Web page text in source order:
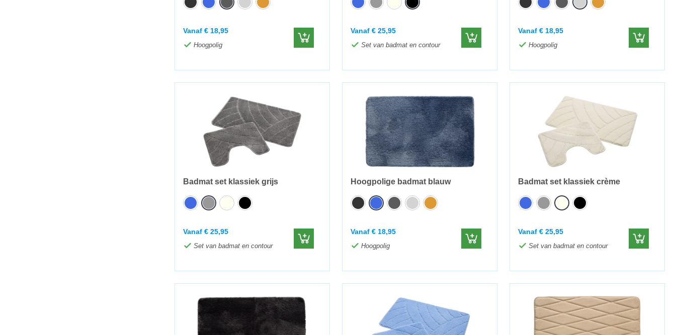
Vanaf € 18,95
Hoogpolig
Vanaf € 25,95
Set van badmat en contour
Vanaf € 18,95
Hoogpolig
Badmat set klassiek grijs
Vanaf € 25,95
Set van badmat en contour
Hoogpolige badmat blauw
Vanaf € 18,95
Hoogpolig
Badmat set klassiek crème
Vanaf € 25,95
Set van badmat en contour